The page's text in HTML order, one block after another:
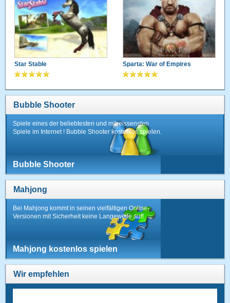
Star Stable Sparta: War of Empires
Bubble Shooter
Spiele eines der beliebtesten und mitreissensten
Spiele im Internet ! Bubble Shooter kostenlos spielen.
Bubble Shooter
Mahjong
Bei Mahjong kommt in seinen vielfältigen Online-
Versionen mit Sicherheit keine Langeweile auf!
Mahjong kostenlos spielen
Wir empfehlen